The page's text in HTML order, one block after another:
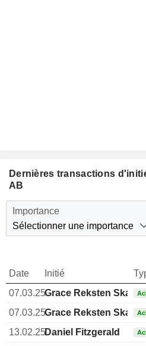
Dernières transactions
AB
Importance
Sélectionner une importance
Date Initié
07.03.25Grace Reksten
07.03.25Grace Reksten
13.02.25Daniel Fitzgerald